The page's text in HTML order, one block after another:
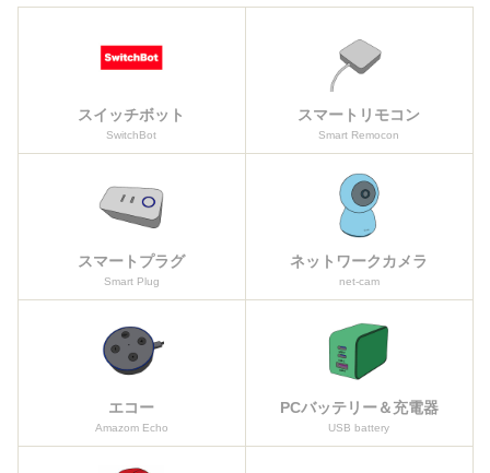
スイッチボット
SwitchBot
スマートリモコン
Smart Remocon
スマートプラグ
Smart Plug
ネットワークカメラ
net-cam
エコー
Amazom Echo
PCバッテリー＆充電器
USB battery